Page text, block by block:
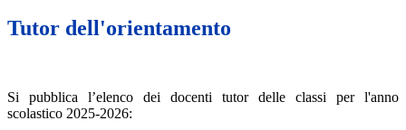
Tutor dell'orientamento
Si pubblica l’elenco dei docenti tutor delle classi per l'anno
scolastico 2025-2026: